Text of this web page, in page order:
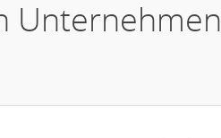
Unternehmen